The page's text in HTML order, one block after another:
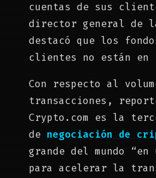
cuentas de sus
director general de
destacó que los
clientes no están en
Con respecto al
transacciones,
Crypto.com es la
de negociación de
grande del mundo “en
para acelerar la